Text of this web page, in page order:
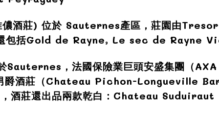
儂酒莊) 位於 Sauternes產區，莊園由
包括Gold de Rayne, Le sec de Rayne
Sauternes，法國保險業巨頭安盛集團（
酒莊（Chateau Pichon-Longueville
莊還出品兩款乾白：Chateau